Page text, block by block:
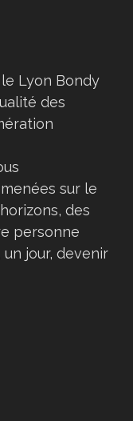
Lyon Bondy
des
sur le
des
personne
jour, devenir